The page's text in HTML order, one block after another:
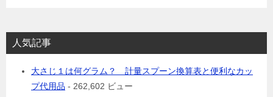
人気記事
大さじ１は何グラム？ 計量スプーン換算表と便利なカッ
プ代用品 - 262,602 ビュー